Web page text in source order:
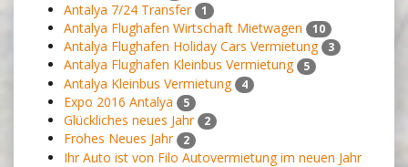
Antalya 7/24 Transfer 1
Antalya Flughafen Wirtschaft Mietwagen 10
Antalya Flughafen Holiday Cars Vermietung 3
Antalya Flughafen Kleinbus Vermietung 5
Antalya Kleinbus Vermietung 4
Expo 2016 Antalya 5
Glückliches neues Jahr 2
Frohes Neues Jahr 2
Ihr Auto ist von Filo Autovermietung im neuen Jahr